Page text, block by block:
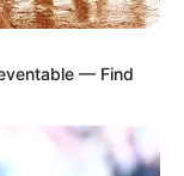
por falsificar
triênios,
licenças-prêmio
— Find